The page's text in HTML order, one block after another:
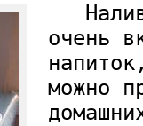
очень
можно